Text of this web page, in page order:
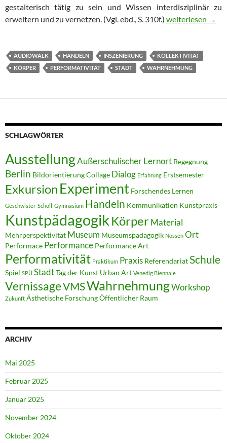
gestalterisch tätig zu sein und Wissen interdisziplinär zu
erweitern und zu vernetzen. (Vgl. ebd., S. 310f.) weiterlesen →
AUDIOWALK HANDELN INSZENIERUNG
KOLLEKTIVITÄT
KÖRPER
PERFORMATIVITÄT STADT WAHRNEHMUNG
SCHLAGWÖRTER
AusstellungAußerschulischer Lernort Begegnung
Berlin BildorientierungCollage Dialog Erfahrung Erstsemester
Exkursion Experiment Forschendes Lernen
Geschwister-Scholl-Gymnasium Handeln Kommunikation Kunstpraxis
Kunstpädagogik Körper Material
Mehrperspektivität Museum Museumspädagogik Nossen Ort
Performace Performance Performance Art
Performativität Praktikum Praxis Referendariat Schule
Spiel SPÜ StadtTag der Kunst Urban Art Venedig Biennale
VernissageVMSWahrnehmungWorkshop
Zukunft Ästhetische ForschungÖffentlicher Raum
ARCHIV
Mai 2025
Februar 2025
Januar 2025
November 2024
Oktober 2024